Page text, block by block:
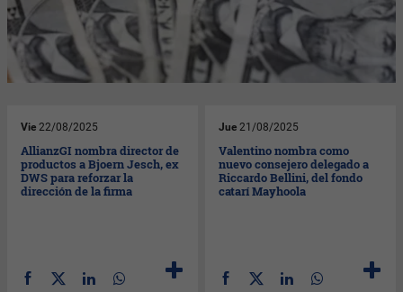
Vie 22/08/2025
AllianzGI nombra director de
productos a Bjoern Jesch, ex
DWS para reforzar la
dirección de la firma
Jue 21/08/2025
Valentino nombra como
nuevo consejero delegado a
Riccardo Bellini, del fondo
catarí Mayhoola